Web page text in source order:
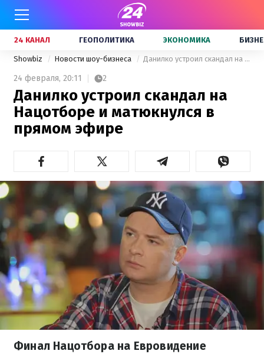
24 КАНАЛ ГЕОПОЛИТИКА ЭКОНОМИКА
Showbiz Новости шоу-бизнеса Данилко устроил скандал на Нацотборе и матюкнулся в прямом эфире
24 февраля, 20:11 2
Данилко устроил скандал на
Нацотборе и матюкнулся в
прямом эфире
Финал Нацотбора на Евровидение